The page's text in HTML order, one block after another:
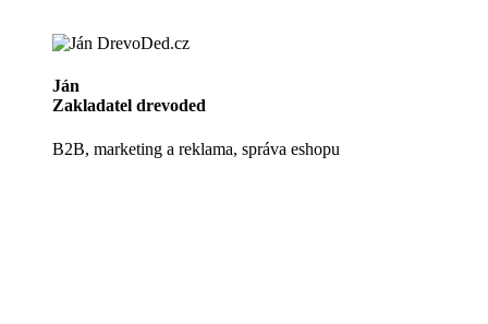
Ján
Zakladatel drevoded
B2B, marketing a reklama, správa eshopu